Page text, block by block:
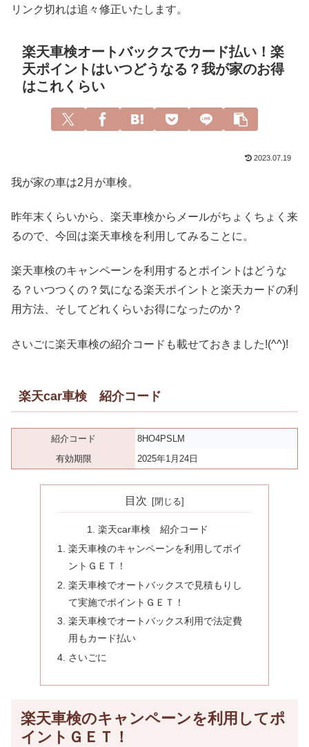
リンク切れは追々修正いたします。
楽天車検オートバックスでカード払い！楽
天ポイントはいつどうなる？我が家のお得
はこれくらい
2023.07.19
我が家の車は2月が車検。
昨年末くらいから、楽天車検からメールがちょくちょく来
るので、今回は楽天車検を利用してみることに。
楽天車検のキャンペーンを利用するとポイントはどうな
る？いつつくの？気になる楽天ポイントと楽天カードの利
用方法、そしてどれくらいお得になったのか？
さいごに楽天車検の紹介コードも載せておきました!(^^)!
楽天car車検 紹介コード
紹介コード
8HO4PSLM
有効期限
2025年1月24日
目次
楽天car車検 紹介コード
楽天車検のキャンペーンを利用してポイ
ントＧＥＴ！
楽天車検でオートバックスで見積もりし
て実施でポイントＧＥＴ！
楽天車検でオートバックス利用で法定費
用もカード払い
さいごに
楽天車検のキャンペーンを利用してポ
イントＧＥＴ！